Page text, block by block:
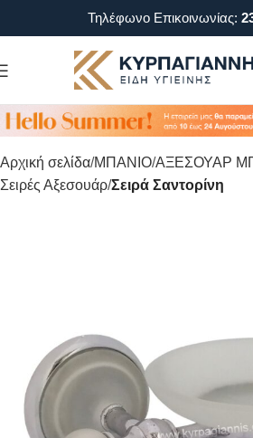
Τηλέφωνο Επικοινωνίας:
Αρχική σελίδα ΜΠΑΝΙΟ ΑΞΕΣΟΥΑΡ
Σειρές Αξεσουάρ Σειρά Σαντορίνη